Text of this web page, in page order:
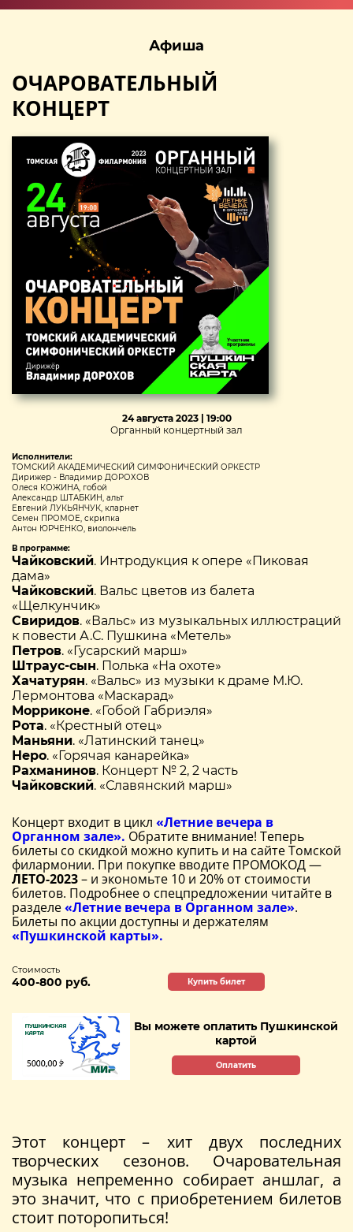
Афиша
ОЧАРОВАТЕЛЬНЫЙ
КОНЦЕРТ
24 августа 2023 | 19:00
Органный концертный зал
Исполнители:
ТОМСКИЙ АКАДЕМИЧЕСКИЙ СИМФОНИЧЕСКИЙ ОРКЕСТР
Дирижер - Владимир ДОРОХОВ
Олеся КОЖИНА, гобой
Александр ШТАБКИН, альт
Евгений ЛУКЬЯНЧУК, кларнет
Семен ПРОМОЕ, скрипка
Антон ЮРЧЕНКО, виолончель
В программе:
Чайковский. Интродукция к опере «Пиковая
дама»
Чайковский. Вальс цветов из балета
«Щелкунчик»
Свиридов. «Вальс» из музыкальных иллюстраций
к повести А.С. Пушкина «Метель»
Петров. «Гусарский марш»
Штраус-сын. Полька «На охоте»
Хачатурян. «Вальс» из музыки к драме М.Ю.
Лермонтова «Маскарад»
Морриконе. «Гобой Габриэля»
Рота. «Крестный отец»
Маньяни. «Латинский танец»
Неро. «Горячая канарейка»
Рахманинов. Концерт № 2, 2 часть
Чайковский. «Славянский марш»
Концерт входит в цикл «Летние вечера в
Органном зале». Обратите внимание! Теперь
билеты со скидкой можно купить и на сайте Томской
филармонии. При покупке вводите ПРОМОКОД —
ЛЕТО-2023– и экономьте 10 и 20% от стоимости
билетов. Подробнее о спецпредложении читайте в
разделе«Летние вечера в Органном зале».
Билеты по акции доступны и держателям
«Пушкинской карты».
Стоимость
400-800 руб. Купить билет
Вы можете оплатить Пушкинской
картой
Оплатить
Этот концерт – хит двух последних
творческих сезонов. Очаровательная
музыка непременно собирает аншлаг, а
это значит, что с приобретением билетов
стоит поторопиться!